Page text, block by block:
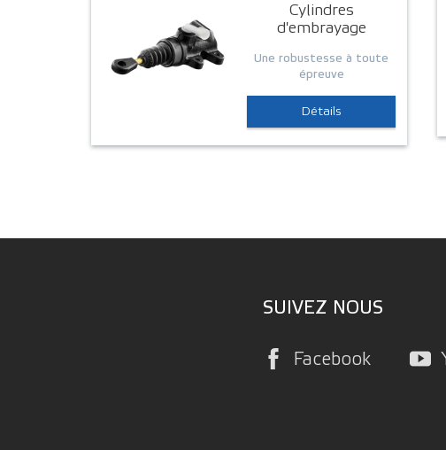
Cylindres
d'embrayage
Une robustesse à toute
épreuve
Détails
SUIVEZ NOUS
Facebook